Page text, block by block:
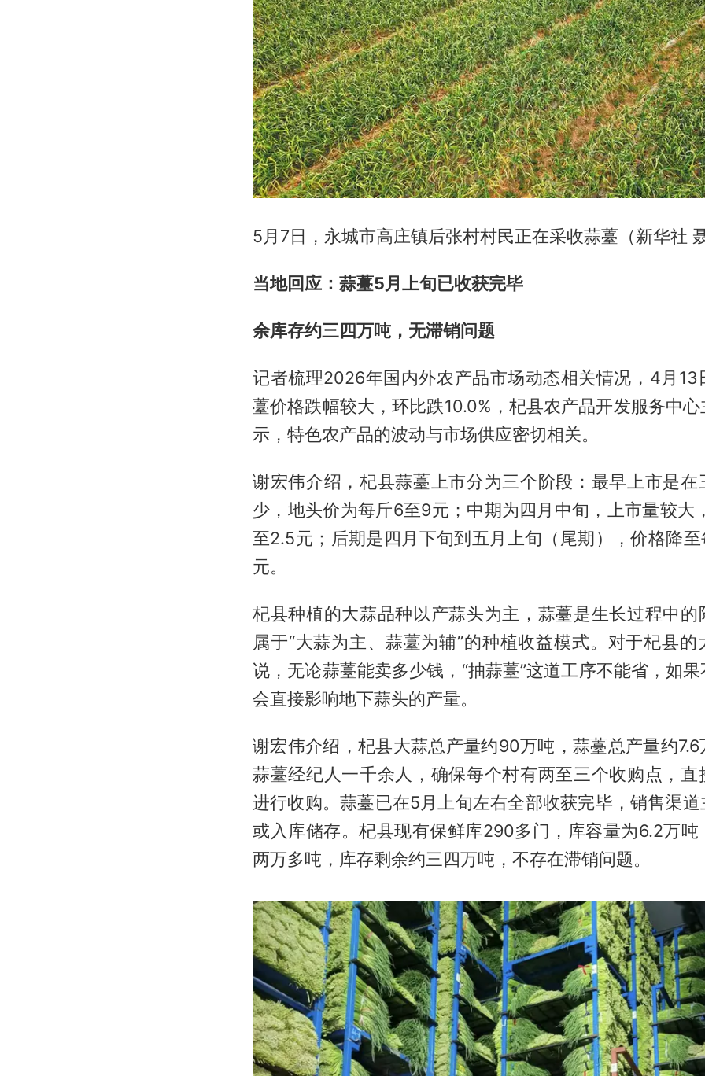
5月7日，永城市高庄镇后张村村民正在采收蒜薹（新华社
当地回应：蒜薹5月上旬已收获完毕
余库存约三四万吨，无滞销问题
记者梳理2026年国内外农产品市场动态相关情况，4月13
薹价格跌幅较大，环比跌10.0%，杞县农产品开发服务中
示，特色农产品的波动与市场供应密切相关。
谢宏伟介绍，杞县蒜薹上市分为三个阶段：最早上市是在
少，地头价为每斤6至9元；中期为四月中旬，上市量较大
至2.5元；后期是四月下旬到五月上旬（尾期），价格降
元。
杞县种植的大蒜品种以产蒜头为主，蒜薹是生长过程中的
属于“大蒜为主、蒜薹为辅”的种植收益模式。对于杞县的
说，无论蒜薹能卖多少钱，“抽蒜薹”这道工序不能省，如
会直接影响地下蒜头的产量。
谢宏伟介绍，杞县大蒜总产量约90万吨，蒜薹总产量约
蒜薹经纪人一千余人，确保每个村有两至三个收购点，直
进行收购。蒜薹已在5月上旬左右全部收获完毕，销售渠
或入库储存。杞县现有保鲜库290多门，库容量为6.2万吨
两万多吨，库存剩余约三四万吨，不存在滞销问题。